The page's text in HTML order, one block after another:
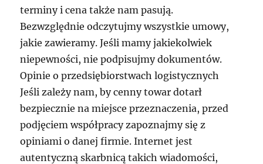
terminy i cena także nam pasują.
Bezwzględnie odczytujmy wszystkie umowy,
jakie zawieramy. Jeśli mamy jakiekolwiek
niepewności, nie podpisujmy dokumentów.
Opinie o przedsiębiorstwach logistycznych
Jeśli zależy nam, by cenny towar dotarł
bezpiecznie na miejsce przeznaczenia, przed
podjęciem współpracy zapoznajmy się z
opiniami o danej firmie. Internet jest
autentyczną skarbnicą takich wiadomości,